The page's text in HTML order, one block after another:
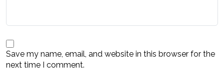
Save my name, email, and website in this browser for the
next time I comment.